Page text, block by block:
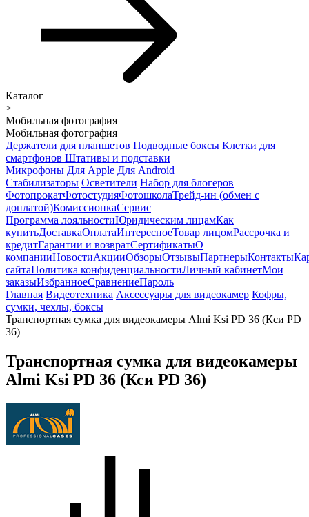
Каталог
>
Мобильная фотография
Мобильная фотография
Держатели для планшетов Подводные боксы Клетки для
смартфонов Штативы и подставки
Микрофоны Для Apple Для Android
Стабилизаторы Осветители Набор для блогеров
ФотопрокатФотостудияФотошколаТрейд-ин (обмен с
доплатой)КомиссионкаСервис
Программа лояльностиЮридическим лицамКак
купитьДоставкаОплатаИнтересноеТовар лицомРассрочка и
кредитГарантии и возвратСертификатыО
компанииНовостиАкцииОбзорыОтзывыПартнерыКонтакты
сайтаПолитика конфиденциальностиЛичный кабинетМои
заказыИзбранноеСравнениеПароль
Главная Видеотехника Аксессуары для видеокамер Кофры,
сумки, чехлы, боксы
Транспортная сумка для видеокамеры Almi Ksi PD 36 (Кси PD
36)
Транспортная сумка для видеокамеры
Almi Ksi PD 36 (Кси PD 36)